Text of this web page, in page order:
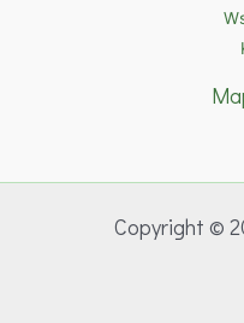
Copyright ©